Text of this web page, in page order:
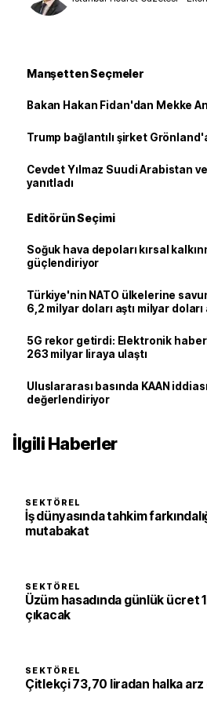
Manşetten Seçmeler
Bakan Hakan Fidan'dan Mekke
Trump bağlantılı şirket
Cevdet Yılmaz Suudi Arabistan
yanıtladı
Editörün Seçimi
Soğuk hava depoları kırsal
güçlendiriyor
Türkiye'nin NATO ülkelerine
6,2 milyar doları aştı milyar doları
5G rekor getirdi: Elektronik
263 milyar liraya ulaştı
Uluslararası basında KAAN
değerlendiriyor
İlgili Haberler
SEKTÖREL
İş dünyasında tahkim
mutabakat
SEKTÖREL
Üzüm hasadında günlük ücret
çıkacak
SEKTÖREL
Çitlekçi 73,70 liradan halka